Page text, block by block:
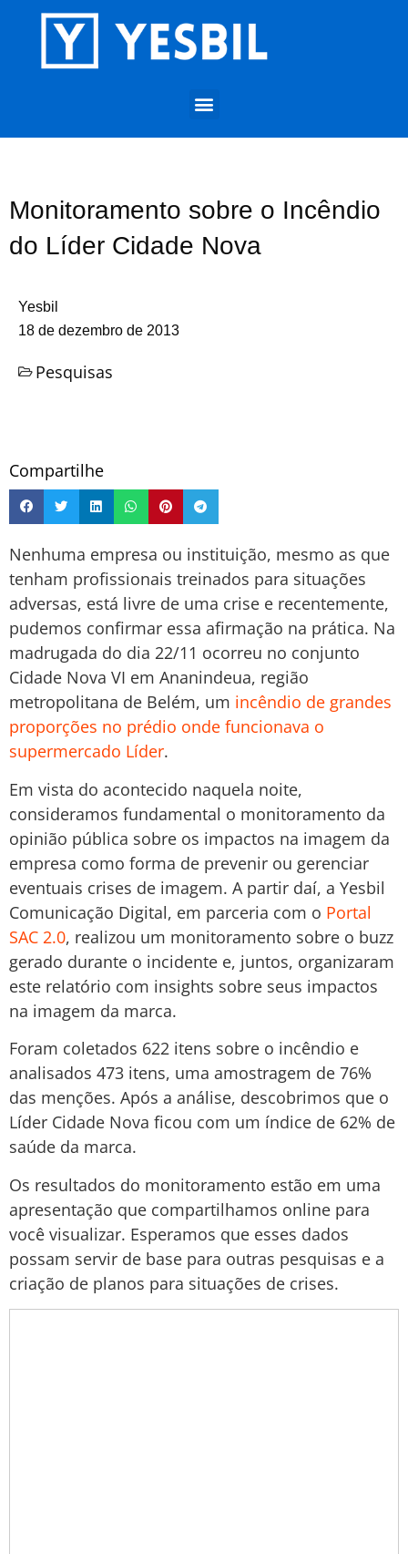
Monitoramento sobre o Incêndio
do Líder Cidade Nova
Yesbil
18 de dezembro de 2013
Pesquisas
Compartilhe
Nenhuma empresa ou instituição, mesmo as que
tenham profissionais treinados para situações
adversas, está livre de uma crise e recentemente,
pudemos confirmar essa afirmação na prática. Na
madrugada do dia 22/11 ocorreu no conjunto
Cidade Nova VI em Ananindeua, região
metropolitana de Belém, um incêndio de grandes
proporções no prédio onde funcionava o
supermercado Líder.
Em vista do acontecido naquela noite,
consideramos fundamental o monitoramento da
opinião pública sobre os impactos na imagem da
empresa como forma de prevenir ou gerenciar
eventuais crises de imagem. A partir daí, a Yesbil
Comunicação Digital, em parceria com o Portal
SAC 2.0, realizou um monitoramento sobre o buzz
gerado durante o incidente e, juntos, organizaram
este relatório com insights sobre seus impactos
na imagem da marca.
Foram coletados 622 itens sobre o incêndio e
analisados 473 itens, uma amostragem de 76%
das menções. Após a análise, descobrimos que o
Líder Cidade Nova ficou com um índice de 62% de
saúde da marca.
Os resultados do monitoramento estão em uma
apresentação que compartilhamos online para
você visualizar. Esperamos que esses dados
possam servir de base para outras pesquisas e a
criação de planos para situações de crises.